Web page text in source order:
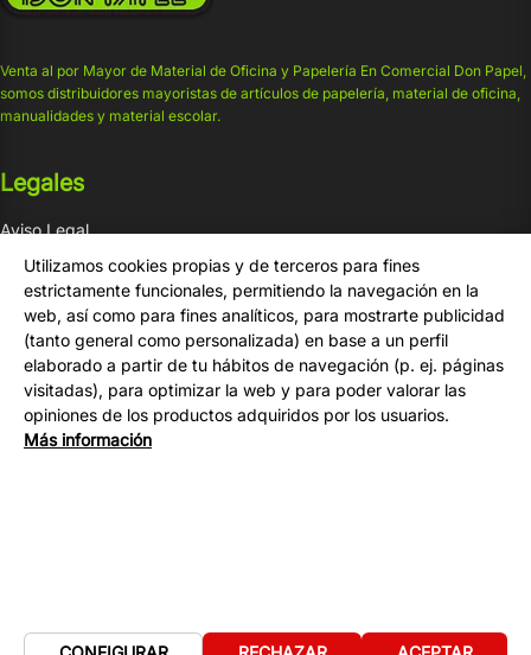
Venta al por Mayor de Material de Oficina y Papelería En Comercial Don Papel,
somos distribuidores mayoristas de artículos de papelería, material de oficina,
manualidades y material escolar.
Legales
Aviso Legal
Condiciones de venta
Privacidad
Cookies
Compra
Tu Cuenta
Utilizamos cookies propias y de terceros para fines
estrictamente funcionales, permitiendo la navegación en la
web, así como para fines analíticos, para mostrarte publicidad
(tanto general como personalizada) en base a un perfil
elaborado a partir de tu hábitos de navegación (p. ej. páginas
visitadas), para optimizar la web y para poder valorar las
opiniones de los productos adquiridos por los usuarios.
Más información